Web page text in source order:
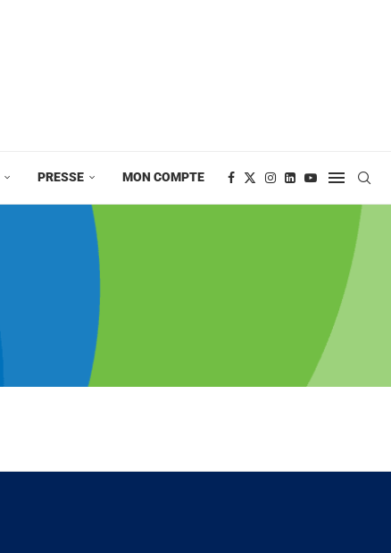
PRESSE MON COMPTE